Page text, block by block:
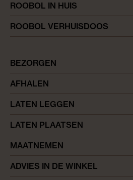
ROOBOL IN HUIS
ROOBOL VERHUISDOOS
BEZORGEN
AFHALEN
LATEN LEGGEN
LATEN PLAATSEN
MAATNEMEN
ADVIES IN DE WINKEL